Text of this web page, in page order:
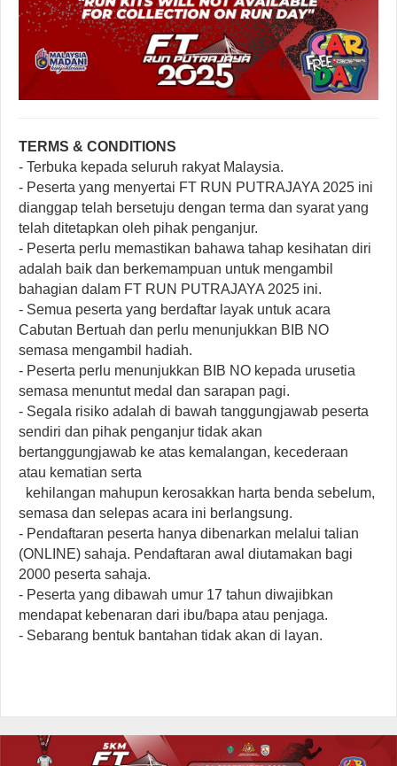
TERMS & CONDITIONS
- Terbuka kepada seluruh rakyat Malaysia.
- Peserta yang menyertai FT RUN PUTRAJAYA 2025 ini
dianggap telah bersetuju dengan terma dan syarat yang
telah ditetapkan oleh pihak penganjur.
- Peserta perlu memastikan bahawa tahap kesihatan diri
adalah baik dan berkemampuan untuk mengambil
bahagian dalam FT RUN PUTRAJAYA 2025 ini.
- Semua peserta yang berdaftar layak untuk acara
Cabutan Bertuah dan perlu menunjukkan BIB NO
semasa mengambil hadiah.
- Peserta perlu menunjukkan BIB NO kepada urusetia
semasa menuntut medal dan sarapan pagi.
- Segala risiko adalah di bawah tanggungjawab peserta
sendiri dan pihak penganjur tidak akan
bertanggungjawab ke atas kemalangan, kecederaan
atau kematian serta
kehilangan mahupun kerosakkan harta benda sebelum,
semasa dan selepas acara ini berlangsung.
- Pendaftaran peserta hanya dibenarkan melalui talian
(ONLINE) sahaja. Pendaftaran awal diutamakan bagi
2000 peserta sahaja.
- Peserta yang dibawah umur 17 tahun diwajibkan
mendapat kebenaran dari ibu/bapa atau penjaga.
- Sebarang bentuk bantahan tidak akan di layan.